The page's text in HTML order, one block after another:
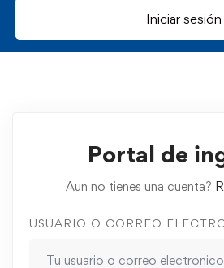
Iniciar sesión
Portal de
Aun no tienes una cuenta?
USUARIO O CORREO